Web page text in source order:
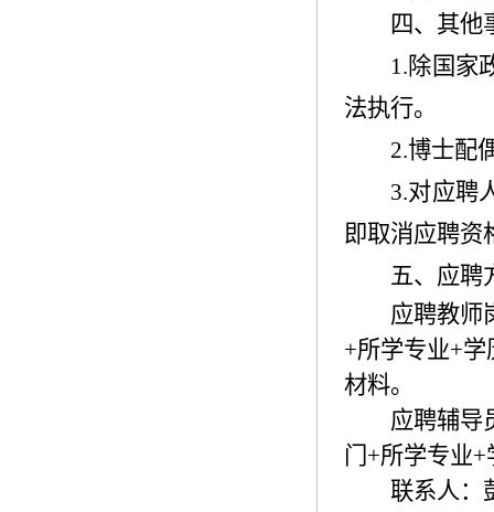
四、其他
1.除国家
法执行。
2.博士配
3.对应聘
即取消应聘资
五、应聘
应聘教师
+所学专业+学
材料。
应聘辅导
门 +所学专业+
联系人：